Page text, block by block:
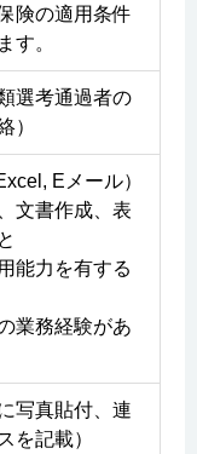
険の適用条件
す。
選考通過者の
）
Eメール）
文書作成、表
能力を有する
業務経験があ
写真貼付、連
を記載）